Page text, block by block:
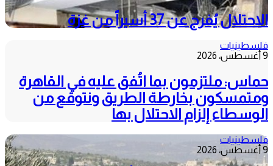
الاحتلال يُفرج عن 37 أسيراً من غزة
فلسطينيات
9 أغسطس، 2026
حماس: ملتزمون بما اتُفق عليه في القاهرة
ومتمسكون بخارطة الطريق ونتوقع من
الوسطاء إلزام الاحتلال بها
فلسطينيات
9 أغسطس، 2026